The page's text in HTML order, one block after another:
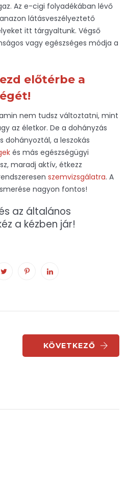
Az e-cigi folyadékában lévő
látásveszélyeztető
itt tárgyaltunk. Végső
vagy egészséges módja a
előtérbe a
nem tudsz változtatni, mint
az életkor. De a dohányzás
dohányoztál, a leszokás
és más egészségügyi
maradj aktív, étkezz
szemvizsgálatra. A
nagyon fontos!
az általános
a kézben jár!
KÖVETKEZŐ